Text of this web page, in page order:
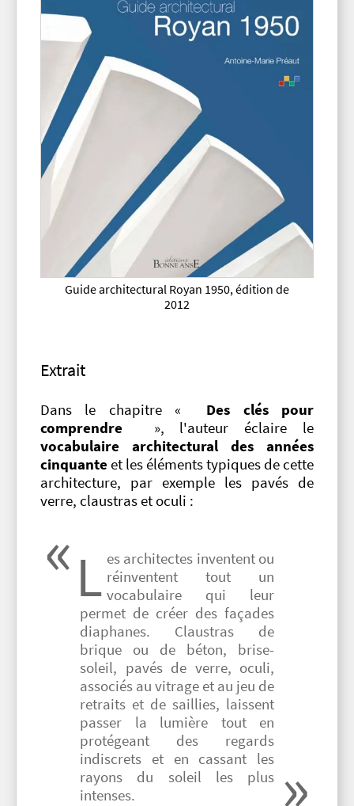
Guide architectural Royan 1950, édition de
2012
Extrait
Dans le chapitre « Des clés pour
comprendre », l'auteur éclaire le
vocabulaire architectural des années
cinquante et les éléments typiques de cette
architecture, par exemple les pavés de
verre, claustras et oculi :
L es architectes inventent ou
réinventent tout un
vocabulaire qui leur
permet de créer des façades
diaphanes. Claustras de
brique ou de béton, brise-
soleil, pavés de verre, oculi,
associés au vitrage et au jeu de
retraits et de saillies, laissent
passer la lumière tout en
protégeant des regards
indiscrets et en cassant les
rayons du soleil les plus
intenses.